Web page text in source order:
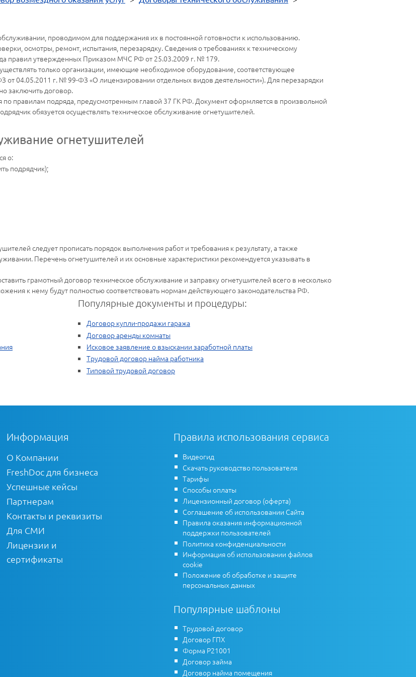
проводимом для поддержания их в постоянной готовности к использованию.
осмотры, ремонт, испытания, перезарядку. Сведения о требованиях к техническому
правил утвержденных Приказом МЧС РФ от 25.03.2009 г. № 179.
только организации, имеющие необходимое оборудование, соответствующее
04.05.2011 г. № 99-ФЗ «О лицензировании отдельных видов деятельности»). Для перезарядки
заключить договор.
по правилам подряда, предусмотренным главой 37 ГК РФ. Документ оформляется в произвольной
обязуется осуществлять техническое обслуживание огнетушителей.
огнетушителей
о:
подрядчик);
следует прописать порядок выполнения работ и требования к результату, а также
Перечень огнетушителей и их основные характеристики рекомендуется указывать в
грамотный договор техническое обслуживание и заправку огнетушителей всего в несколько
к нему будут полностью соответствовать нормам действующего законодательства РФ.
Популярные документы и процедуры:
Договор купли-продажи гаража
Договор аренды комнаты
Исковое заявление о взыскании заработной платы
Трудовой договор найма работника
Типовой трудовой договор
Информация
О Компании
FreshDoc для бизнеса
Успешные кейсы
Партнерам
Контакты и реквизиты
Для СМИ
Лицензии и
сертификаты
Правила использования сервиса
Видеогид
Скачать руководство пользователя
Тарифы
Способы оплаты
Лицензионный договор (оферта)
Соглашение об использовании Сайта
Правила оказания информационной
поддержки пользователей
Политика конфиденциальности
Информация об использовании файлов
cookie
Положение об обработке и защите
персональных данных
Популярные шаблоны
Трудовой договор
Договор ГПХ
Форма Р21001
Договор займа
Договор найма помещения